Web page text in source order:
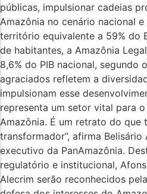
públicas, impulsionar cadeias
Amazônia no cenário nacional
território equivalente a 59% do
de habitantes, a Amazônia
8,6% do PIB nacional, segundo
agraciados refletem a
impulsionam esse
representa um setor vital para
Amazônia. É um retrato do que
transformador”, afirma
executivo da PanAmazônia.
regulatório e institucional,
Alecrim serão reconhecidos